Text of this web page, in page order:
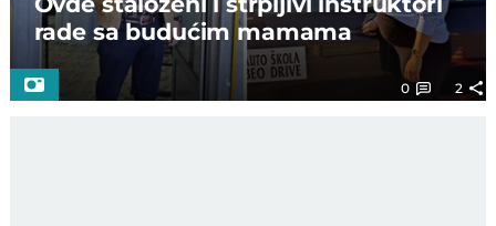
rade sa budućim mamama
0 2